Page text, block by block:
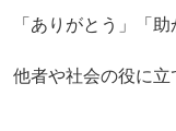
「ありがとう」「
他者や社会の役に立